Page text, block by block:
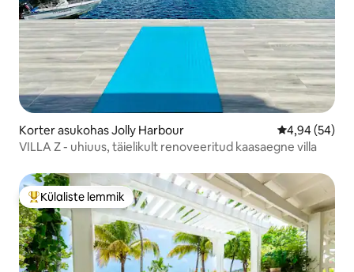
Korter asukohas Jolly Harbour Keskmine
4,94 (54)
VILLA Z - uhiuus, täielikult renoveeritud kaasaegne villa
Külaliste suur lemmik
Külaliste lemmik